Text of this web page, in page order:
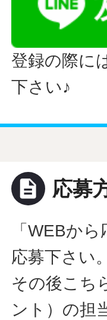
登録の際に
下さい♪
description 応募
「WEBか
応募下さい
その後こち
ント）の担